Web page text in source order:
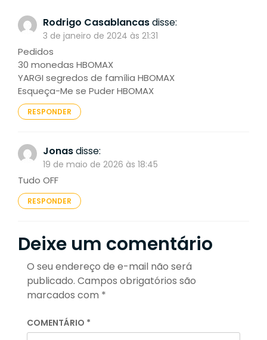
Rodrigo Casablancasdisse:
3 de janeiro de 2024 às 21:31
Pedidos
30 monedas HBOMAX
YARGI segredos de família HBOMAX
Esqueça-Me se Puder HBOMAX
RESPONDER
Jonasdisse:
19 de maio de 2026 às 18:45
Tudo OFF
RESPONDER
Deixe um comentário
O seu endereço de e-mail não será
publicado. Campos obrigatórios são
marcados com *
COMENTÁRIO *